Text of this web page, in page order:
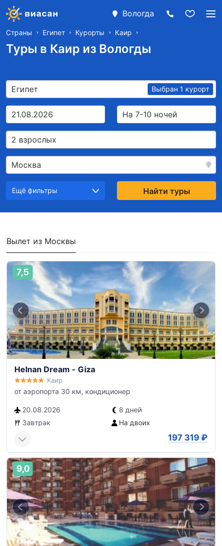
Вологда
Страны Египет Курорты Каир
Туры в Каир из Вологды
Египет Выбран 1 курорт
21.08.2026 На 7-10 ночей
2 взрослых
Москва
Ещё фильтры Найти туры
Вылет из Москвы
7,5
Helnan Dream - Giza
Каир
от аэропорта 30 км, кондиционер
20.08.2026
8 дней
Завтрак
На двоих
197 319 ₽
9,0